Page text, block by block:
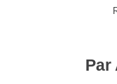
Par